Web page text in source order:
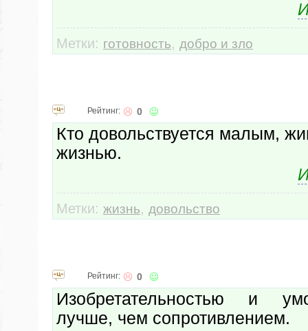
Метки: готовность, добро и зло
Рейтинг: 0
Кто довольствуется малым,
жизнью.
Метки: жизнь, довольство
Рейтинг: 0
Изобретательностью и
лучше, чем сопротивлением.